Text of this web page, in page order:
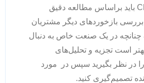
انتخاب سیستم CRM باید براساس مطالعه دقیق
بازخوردهای دیگر مشتریان
چنانچه در یک صنعت خاص به دنبال
است تجزیه و تحلیل‌های
در نظر بگیرید سپس در مورد
تصمیم‌گیری کنید.